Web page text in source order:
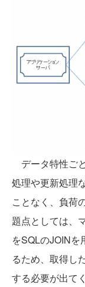
データ特性ご
処理や更新処理
ことなく、負荷
題点としては、
をSQLのJOINを
るため、取得し
する必要が出て